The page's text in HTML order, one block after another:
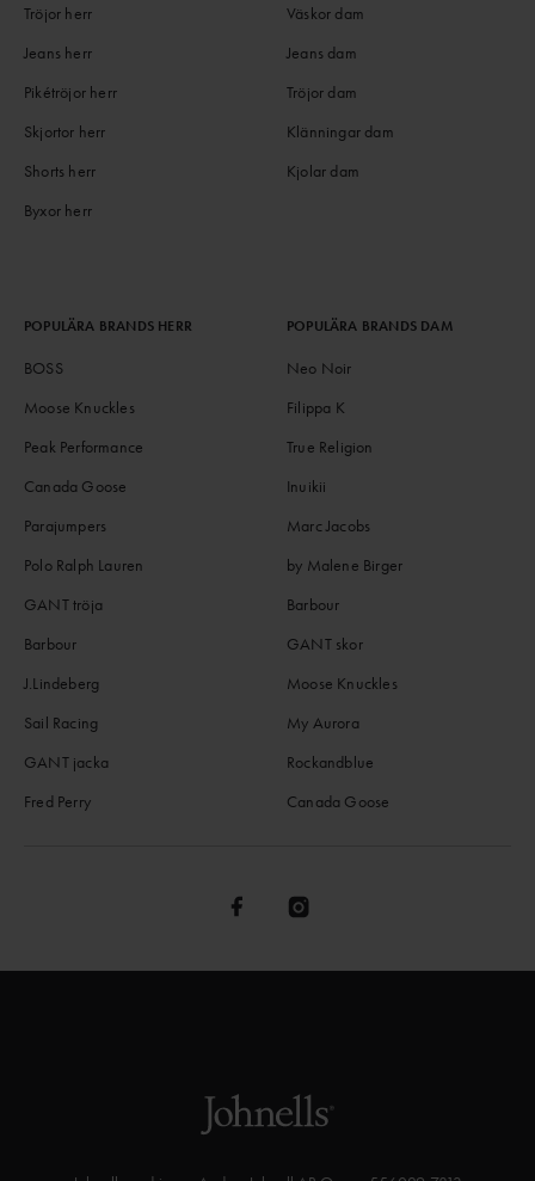
Tröjor herr
Jeans herr
Pikétröjor herr
Skjortor herr
Shorts herr
Byxor herr
Väskor dam
Jeans dam
Tröjor dam
Klänningar dam
Kjolar dam
POPULÄRA BRANDS HERR
BOSS
Moose Knuckles
Peak Performance
Canada Goose
Parajumpers
Polo Ralph Lauren
GANT tröja
Barbour
J.Lindeberg
Sail Racing
GANT jacka
Fred Perry
POPULÄRA BRANDS DAM
Neo Noir
Filippa K
True Religion
Inuikii
Marc Jacobs
by Malene Birger
Barbour
GANT skor
Moose Knuckles
My Aurora
Rockandblue
Canada Goose